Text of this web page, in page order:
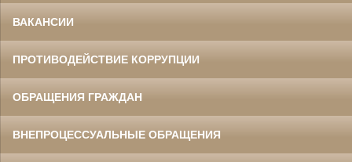
ВАКАНСИИ
ПРОТИВОДЕЙСТВИЕ КОРРУПЦИИ
ОБРАЩЕНИЯ ГРАЖДАН
ВНЕПРОЦЕССУАЛЬНЫЕ ОБРАЩЕНИЯ